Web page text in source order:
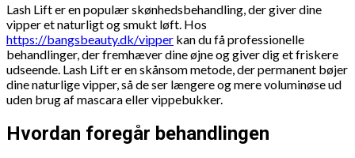
Lash Lift er en populær skønhedsbehandling, der giver dine
vipper et naturligt og smukt løft. Hos
https://bangsbeauty.dk/vipper kan du få professionelle
behandlinger, der fremhæver dine øjne og giver dig et friskere
udseende. Lash Lift er en skånsom metode, der permanent bøjer
dine naturlige vipper, så de ser længere og mere voluminøse ud
uden brug af mascara eller vippebukker.
Hvordan foregår behandlingen